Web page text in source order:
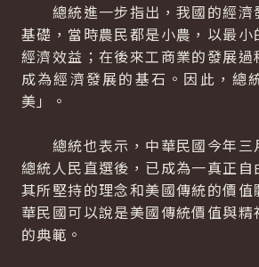
總統進一步指出，我國的經濟
基礎，當時農民都是小農，以最小
經濟效益；在後來工商業的發展過
成為經濟發展的基石。因此，總
美」。
總統也表示，中華民國今年三
總統人民直選後，已成為一真正自
其所堅持的理念和美國傳統的價值
華民國可以說是美國傳統價值與
的典範。